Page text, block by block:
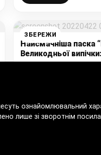
ЗБЕРЕЖИ
Найсмачніша паска
Великодньої
ароматна
ознайомлювальний
лише зі зворотнім